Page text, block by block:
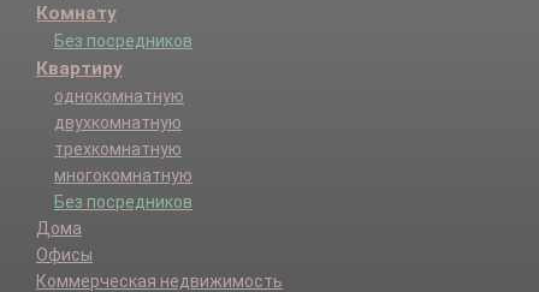
Комнату
Без посредников
Квартиру
однокомнатную
двухкомнатную
трехкомнатную
многокомнатную
Без посредников
Дома
Офисы
Коммерческая недвижимость